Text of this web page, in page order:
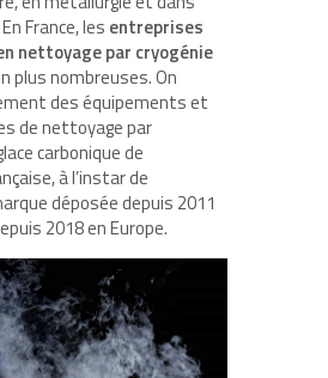
France, les entreprises
nettoyage par cryogénie
plus nombreuses. On
des équipements et
de nettoyage par
carbonique de
à l’instar de
déposée depuis 2011
2018 en Europe.